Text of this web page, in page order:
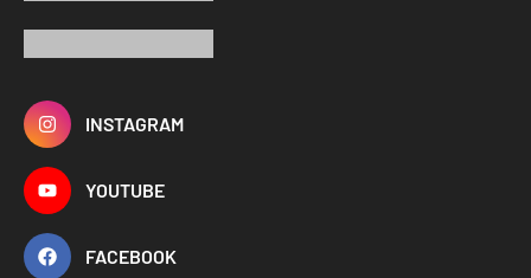
INSTAGRAM
YOUTUBE
FACEBOOK